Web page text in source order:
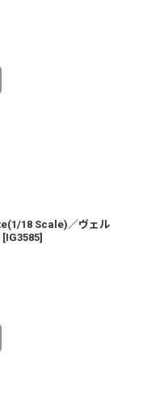
18 Scale)／ヴェル
[IG3585]